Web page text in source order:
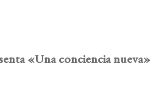
«Una conciencia nueva»